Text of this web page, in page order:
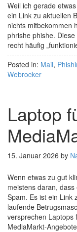
Weil ich gerade
ein Link zu aktuellen
nichts mitbekommen
phrishe phishe.
recht häufig
Posted in: Mail,
Webrocker
Laptop
15. Januar 2026 by
Wenn etwas zu gut
meistens daran,
Spam. Es ist ein Link
laufende
versprechen Laptops
MediaMarkt-